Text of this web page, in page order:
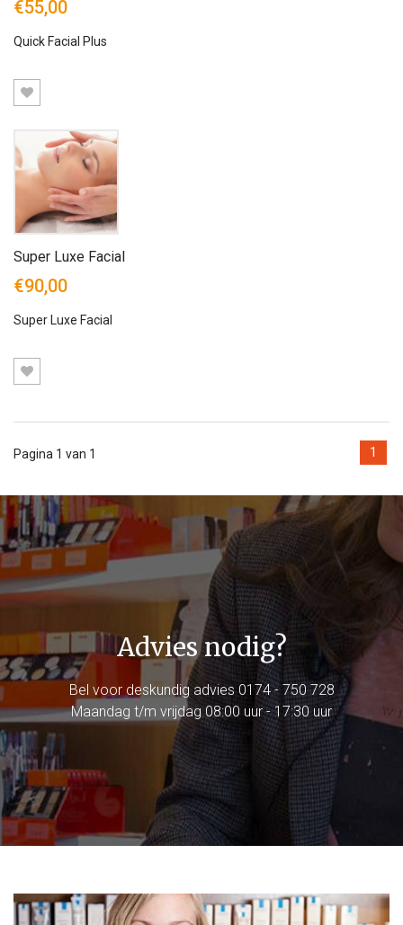
€55,00
Quick Facial Plus
Super Luxe Facial
€90,00
Super Luxe Facial
Pagina 1 van 1 1
Advies nodig?
Bel voor deskundig advies 0174 - 750 728
Maandag t/m vrijdag 08:00 uur - 17:30 uur